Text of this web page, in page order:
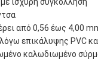
ισχυρή συγκόλληση
από 0,56 έως 4,00
επικάλυψης PVC
καλωδιωμένο